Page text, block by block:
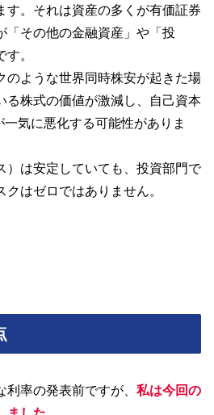
す。それは資産の多くが有価証券
「その他の金融資産」や「投
。
のような世界同時株安が起きた場
る株式の価値が激減し、自己資本
気に悪化する可能性がありま
）は安定していても、投資部門で
はゼロではありません。
率の発表前ですが、 私は今回の